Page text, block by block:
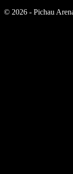
© 2026 - Pichau